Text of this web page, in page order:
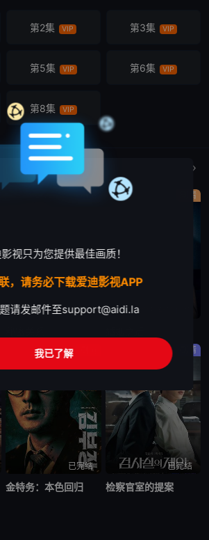
第2集 VIP 第3集 VIP
第5集 VIP 第6集 VIP
第8集 VIP
剧情
已完结
剧情
已完结
金特务：本色回归
剧情
已完结
检察官室的提案
视只为您提供最佳画质！
，请务必下载爱迪影视APP
请发邮件至support@aidi.la
我已了解